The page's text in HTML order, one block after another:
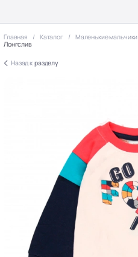
Главная Каталог Маленькие мальчики
Лонгслив
Назад к разделу